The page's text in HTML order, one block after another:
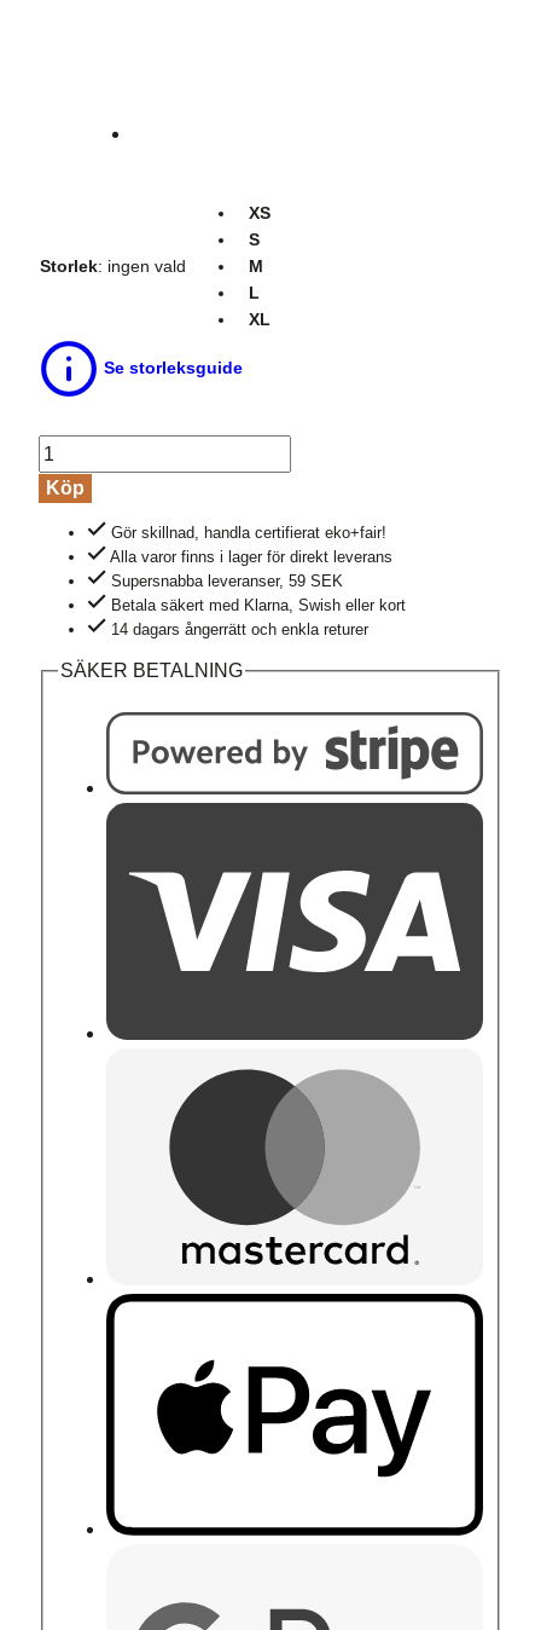
Storlek: ingen vald
XS
S
M
L
XL
Se storleksguide
Brieftrosa
CLARISSA
vit
mängd
Köp
Gör skillnad, handla certifierat eko+fair!
Alla varor finns i lager för direkt leverans
Supersnabba leveranser, 59 SEK
Betala säkert med Klarna, Swish eller kort
14 dagars ångerrätt och enkla returer
SÄKER BETALNING